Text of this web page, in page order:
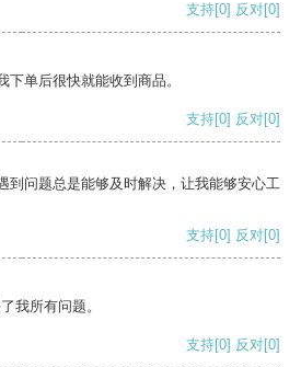
支持[0] 反对[0]
单后很快就能收到商品。
支持[0] 反对[0]
到问题总是能够及时解决，让我能够安心工
支持[0] 反对[0]
我所有问题。
支持[0] 反对[0]